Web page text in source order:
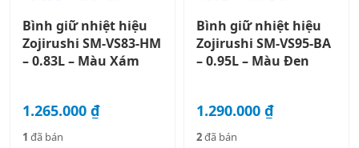
Bình giữ nhiệt hiệu
Zojirushi SM-VS83-HM
– 0.83L – Màu Xám
1.265.000 ₫
1 đã bán
Bình giữ nhiệt hiệu
Zojirushi SM-VS95-BA
– 0.95L – Màu Đen
1.290.000 ₫
2đã bán